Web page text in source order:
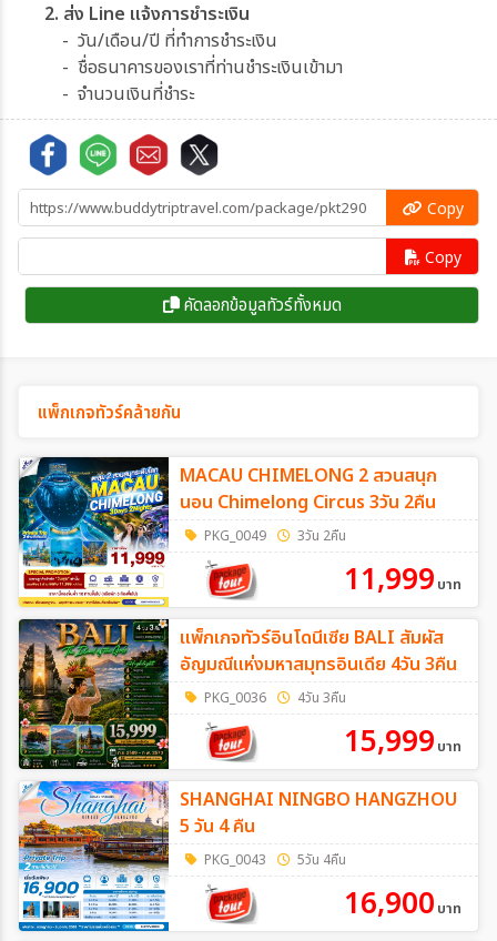
2. ส่ง Line แจ้งการชำระเงิน
- วัน/เดือน/ปี ที่ทำการชำระเงิน
- ชื่อธนาคารของเราที่ท่านชำระเงินเข้ามา
- จำนวนเงินที่ชำระ
Copy
Copy
คัดลอกข้อมูลทัวร์ทั้งหมด
แพ็กเกจทัวร์คล้ายกัน
MACAU CHIMELONG 2 สวนสนุก
นอน Chimelong Circus 3วัน 2คืน
PKG_0049 3วัน 2คืน
11,999 บาท
แพ็กเกจทัวร์อินโดนีเซีย BALI สัมผัส
อัญมณีแห่งมหาสมุทรอินเดีย 4วัน 3คืน
PKG_0036 4วัน 3คืน
15,999 บาท
SHANGHAI NINGBO HANGZHOU
5 วัน 4 คืน
PKG_0043 5วัน 4คืน
16,900 บาท